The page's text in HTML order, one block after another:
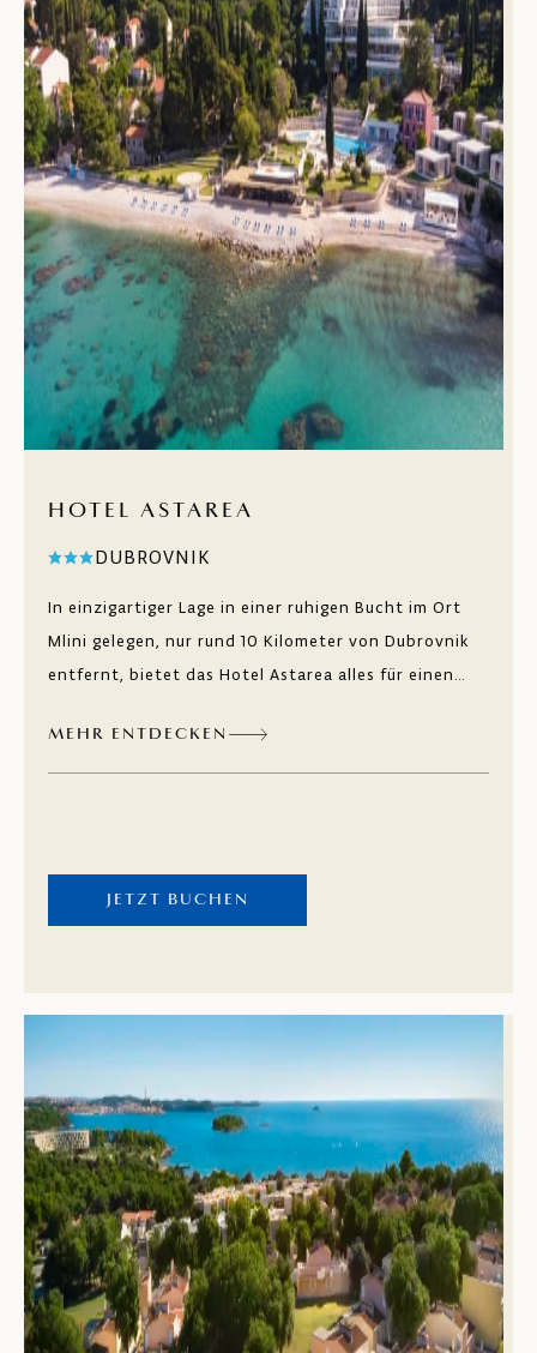
HOTEL ASTAREA
DUBROVNIK
In einzigartiger Lage in einer ruhigen Bucht im Ort
Mlini gelegen, nur rund 10 Kilometer von Dubrovnik
entfernt, bietet das Hotel Astarea alles für einen
auf das Meer oder das mediterrane Grün.
Süßwasserpools für Kinder und Erwachsene bieten
neben dem Hotel scheint Ihnen die Entscheidung,
wo Sie den Tag verbringen möchten, bewusst zu
MEHR ENTDECKEN
JETZT BUCHEN